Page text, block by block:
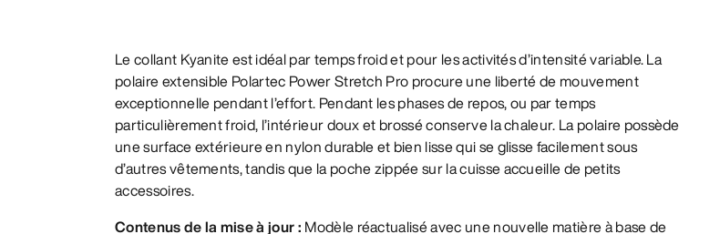
Le collant Kyanite est idéal par temps froid et pour les activités d’intensité variable. La
polaire extensible Polartec Power Stretch Pro procure une liberté de mouvement
exceptionnelle pendant l’effort. Pendant les phases de repos, ou par temps
particulièrement froid, l’intérieur doux et brossé conserve la chaleur. La polaire possède
une surface extérieure en nylon durable et bien lisse qui se glisse facilement sous
d’autres vêtements, tandis que la poche zippée sur la cuisse accueille de petits
accessoires.
Contenus de la mise à jour : Modèle réactualisé avec une nouvelle matière à base de